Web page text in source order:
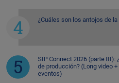
¿Cuáles son los antojos de
SIP Connect 2026 (parte III):
de producción? (Long video
eventos)